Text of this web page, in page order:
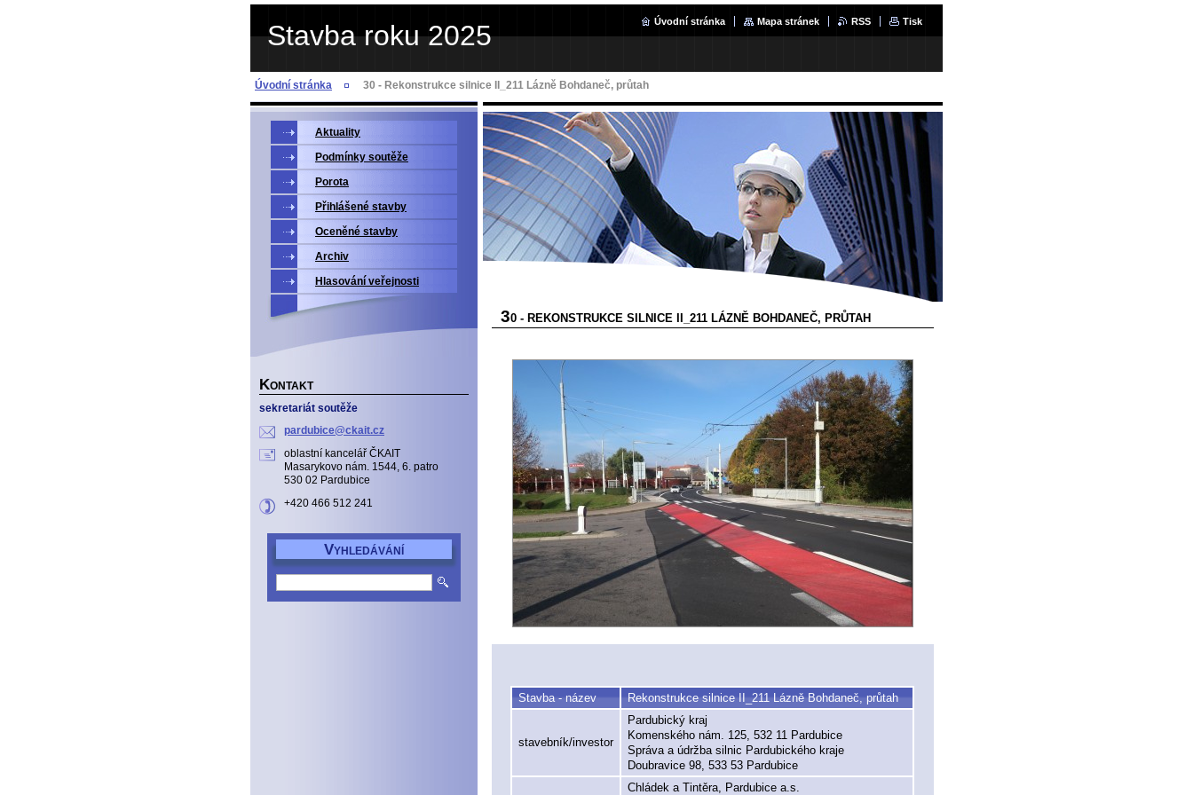
Stavba roku 2025 Úvodní stránka Mapa stránek RSS Tisk
Úvodní stránka 30 - Rekonstrukce silnice II_211 Lázně Bohdaneč, průtah
30 - REKONSTRUKCE SILNICE II_211 LÁZNĚ BOHDANEČ, PRŮTAH
Stavba - název Rekonstrukce silnice II_211 Lázně Bohdaneč, průtah
stavebník/investor
Pardubický kraj
Komenského nám. 125, 532 11 Pardubice
Správa a údržba silnic Pardubického kraje
Doubravice 98, 533 53 Pardubice
Chládek a Tintěra, Pardubice a.s.
Aktuality
Podmínky soutěže
Porota
Přihlášené stavby
Oceněné stavby
Archiv
Hlasování veřejnosti
KONTAKT
sekretariát soutěže
pardubice@ckait.cz
oblastní kancelář ČKAIT
Masarykovo nám. 1544, 6. patro
530 02 Pardubice
+420 466 512 241
VYHLEDÁVÁNÍ